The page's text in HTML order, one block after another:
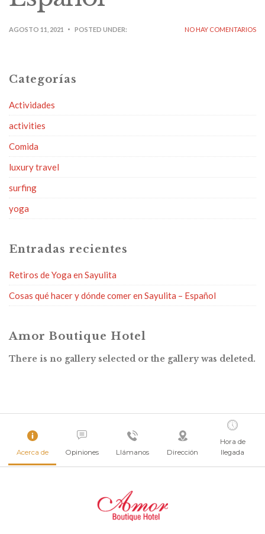
AGOSTO 11, 2021 POSTED UNDER: NO HAY COMENTARIOS
Categorías
Actividades
activities
Comida
luxury travel
surfing
yoga
Entradas recientes
Retiros de Yoga en Sayulita
Cosas qué hacer y dónde comer en Sayulita – Español
Amor Boutique Hotel
There is no gallery selected or the gallery was deleted.
Acerca de Opiniones Llámanos Dirección
Hora de
llegada